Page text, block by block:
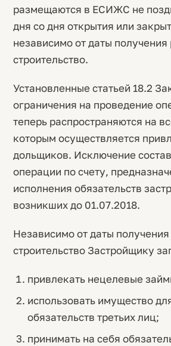
размещаются в ЕСИЖС не
дня со дня открытия или
независимо от даты
строительство.
Установленные статьей 18.2
ограничения на проведение
теперь распространяются на
которым осуществляется
дольщиков. Исключение
операции по счету,
исполнения обязательств
возникших до 01.07.2018.
Независимо от даты
строительство Застройщику
привлекать нецелевые
использовать имущество
обязательств третьих лиц;
принимать на себя